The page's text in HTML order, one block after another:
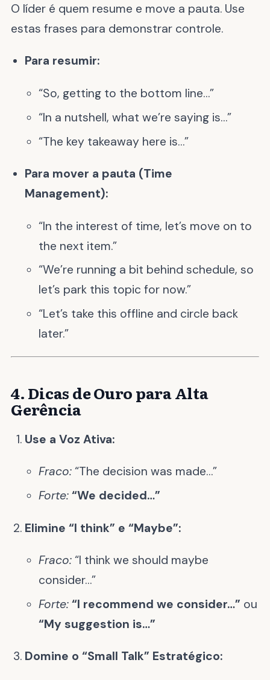
O líder é quem resume e move a pauta. Use
estas frases para demonstrar controle.
Para resumir:
“So, getting to the bottom line…”
“In a nutshell, what we’re saying is…”
“The key takeaway here is…”
Para mover a pauta (Time
Management):
“In the interest of time, let’s move on to
the next item.”
“We’re running a bit behind schedule, so
let’s park this topic for now.”
“Let’s take this offline and circle back
later.”
4. Dicas de Ouro para Alta
Gerência
Use a Voz Ativa:
Fraco:“The decision was made…”
Forte: “We decided…”
Elimine “I think” e “Maybe”:
Fraco:“I think we should maybe
consider…”
Forte: “I recommend we consider…” ou
“My suggestion is…”
Domine o “Small Talk” Estratégico: